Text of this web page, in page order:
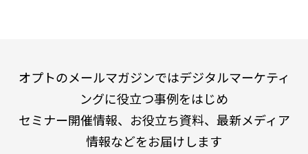
オプトのメールマガジンではデジタルマーケティ
ングに役立つ事例をはじめ
セミナー開催情報、お役立ち資料、最新メディア
情報などをお届けします